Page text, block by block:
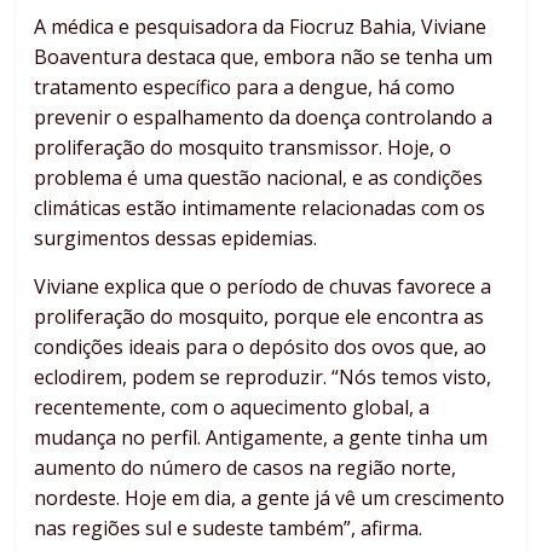
A médica e pesquisadora da Fiocruz Bahia, Viviane
Boaventura destaca que, embora não se tenha um
tratamento específico para a dengue, há como
prevenir o espalhamento da doença controlando a
proliferação do mosquito transmissor. Hoje, o
problema é uma questão nacional, e as condições
climáticas estão intimamente relacionadas com os
surgimentos dessas epidemias.
Viviane explica que o período de chuvas favorece a
proliferação do mosquito, porque ele encontra as
condições ideais para o depósito dos ovos que, ao
eclodirem, podem se reproduzir. “Nós temos visto,
recentemente, com o aquecimento global, a
mudança no perfil. Antigamente, a gente tinha um
aumento do número de casos na região norte,
nordeste. Hoje em dia, a gente já vê um crescimento
nas regiões sul e sudeste também”, afirma.